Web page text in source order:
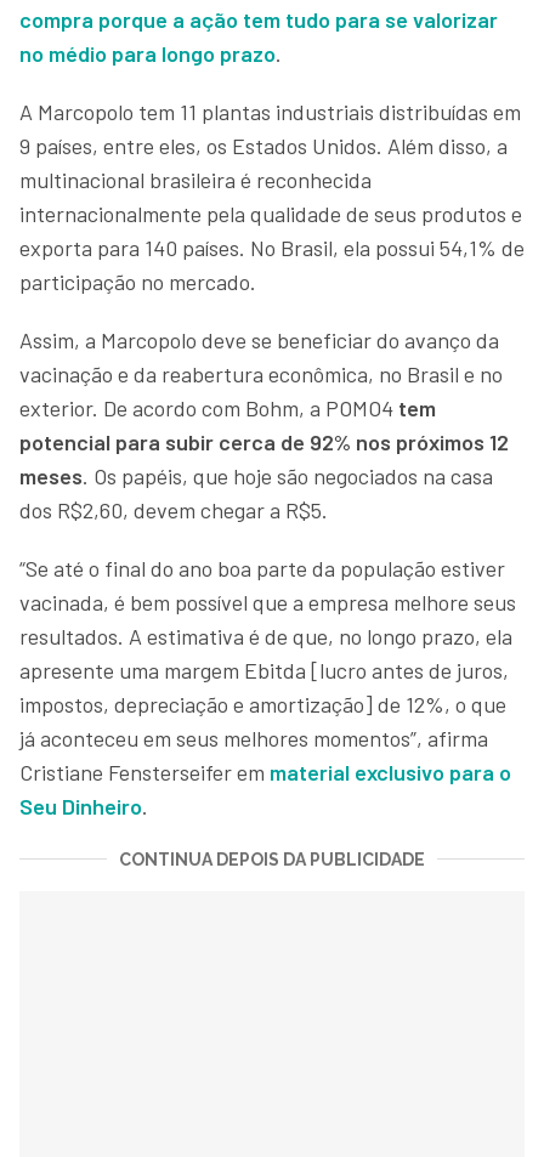
compra porque a ação tem tudo para se valorizar
no médio para longo prazo.
A Marcopolo tem 11 plantas industriais distribuídas em
9 países, entre eles, os Estados Unidos. Além disso, a
multinacional brasileira é reconhecida
internacionalmente pela qualidade de seus produtos e
exporta para 140 países. No Brasil, ela possui 54,1% de
participação no mercado.
Assim, a Marcopolo deve se beneficiar do avanço da
vacinação e da reabertura econômica, no Brasil e no
exterior. De acordo com Bohm, a POMO4 tem
potencial para subir cerca de 92% nos próximos 12
meses. Os papéis, que hoje são negociados na casa
dos R$2,60, devem chegar a R$5.
“Se até o final do ano boa parte da população estiver
vacinada, é bem possível que a empresa melhore seus
resultados. A estimativa é de que, no longo prazo, ela
apresente uma margem Ebitda [lucro antes de juros,
impostos, depreciação e amortização] de 12%, o que
já aconteceu em seus melhores momentos”, afirma
Cristiane Fensterseifer em material exclusivo para o
Seu Dinheiro.
CONTINUA DEPOIS DA PUBLICIDADE